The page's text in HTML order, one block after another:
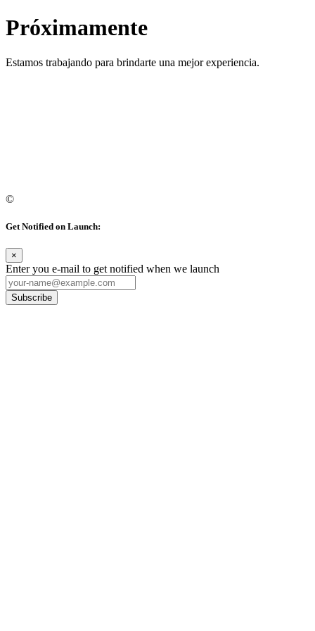
Próximamente
Estamos trabajando para brindarte una mejor experiencia.
©
Get Notified on Launch:
×
Enter you e-mail to get notified when we launch
Subscribe